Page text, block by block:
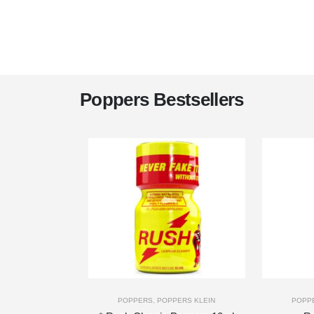
Poppers Bestsellers
POPPERS POPPERS KLEIN